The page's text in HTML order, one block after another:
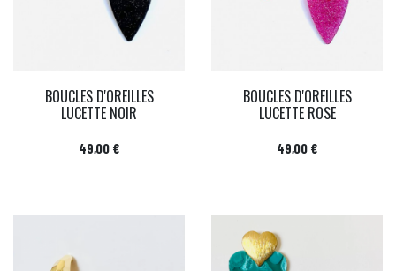
BOUCLES D'OREILLES
LUCETTE NOIR
Prix
49,00 €
BOUCLES D'OREILLES
LUCETTE ROSE
Prix
49,00 €